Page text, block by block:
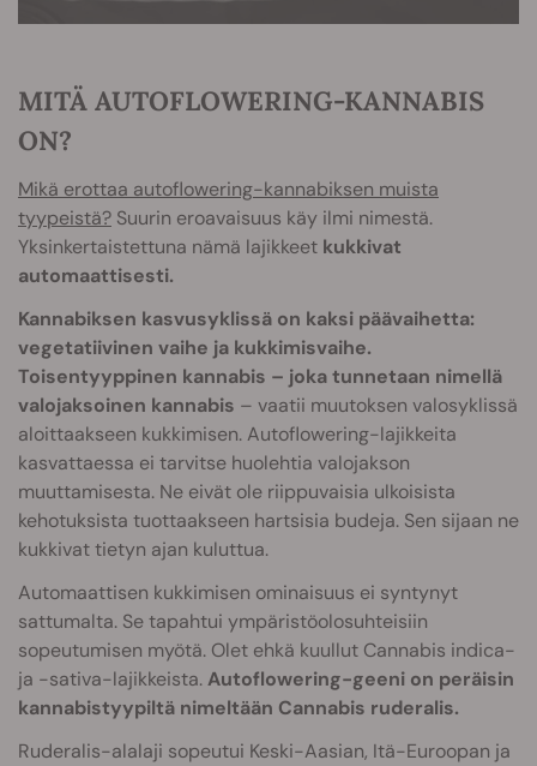
MITÄ AUTOFLOWERING-KANNABIS
ON?
Mikä erottaa autoflowering-kannabiksen muista
tyypeistä? Suurin eroavaisuus käy ilmi nimestä.
Yksinkertaistettuna nämä lajikkeet kukkivat
automaattisesti.
Kannabiksen kasvusyklissä on kaksi päävaihetta:
vegetatiivinen vaihe ja kukkimisvaihe.
Toisentyyppinen kannabis – joka tunnetaan nimellä
valojaksoinen kannabis – vaatii muutoksen valosyklissä
aloittaakseen kukkimisen. Autoflowering-lajikkeita
kasvattaessa ei tarvitse huolehtia valojakson
muuttamisesta. Ne eivät ole riippuvaisia ulkoisista
kehotuksista tuottaakseen hartsisia budeja. Sen sijaan ne
kukkivat tietyn ajan kuluttua.
Automaattisen kukkimisen ominaisuus ei syntynyt
sattumalta. Se tapahtui ympäristöolosuhteisiin
sopeutumisen myötä. Olet ehkä kuullut Cannabis indica-
ja -sativa-lajikkeista.Autoflowering-geeni on peräisin
kannabistyypiltä nimeltään Cannabis ruderalis.
Ruderalis-alalaji sopeutui Keski-Aasian, Itä-Euroopan ja